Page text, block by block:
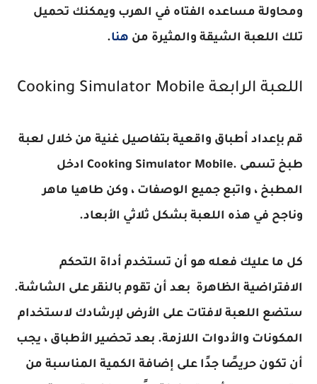
ومحاولة مساعده الفتاه في الهرب ويمكنك تحميل
تلك اللعبة الشيقة والمثيرة من هنا.
اللعبة الرابعة Cooking Simulator Mobile
قم بإعداد أطباق واقعية بتفاصيل غنية من خلال لعبة
طبخ تسمى Cooking Simulator Mobile. ادخل
المطبخ ، واتبع جميع الوصفات ، وكن طاهيا ماهر
وناجح في هذه اللعبة بشكل ثلاثي الأبعاد.
كل ما عليك فعله هو أن تستخدم أداة التحكم
الافتراضية الظاهرة بعد أن تقوم بالنقر على الشاشة.
ستضع اللعبة لافتات على الأرض لإرشادك لاستخدام
المكونات والأدوات اللازمة. بعد تحضير الأطباق ، يجب
أن تكون حريصًا جدًا على إضافة الكمية المناسبة من